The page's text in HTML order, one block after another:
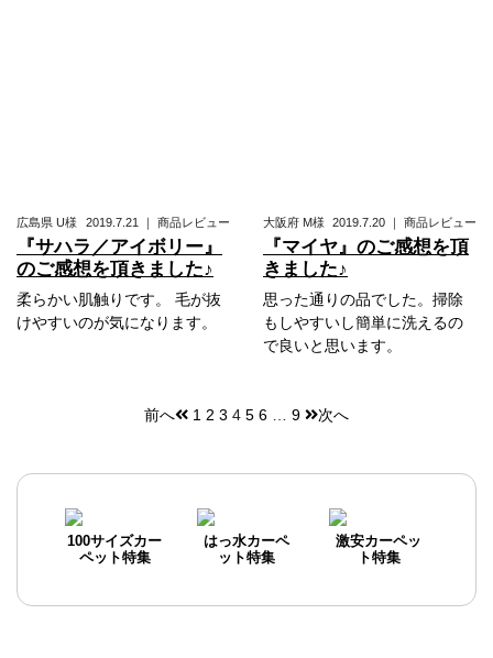
広島県 U様 2019.7.21 ｜ 商品レビュー
『サハラ／アイボリー』
のご感想を頂きました♪
柔らかい肌触りです。 毛が抜
けやすいのが気になります。
大阪府 M様 2019.7.20 ｜ 商品レビュー
『マイヤ』のご感想を頂
きました♪
思った通りの品でした。掃除
もしやすいし簡単に洗えるの
で良いと思います。
稿
ビ
前へ 1 2 3 4 5 6 9 次へ
100サイズカー
ペット特集
はっ水カーペ
ット特集
激安カーペッ
ト特集